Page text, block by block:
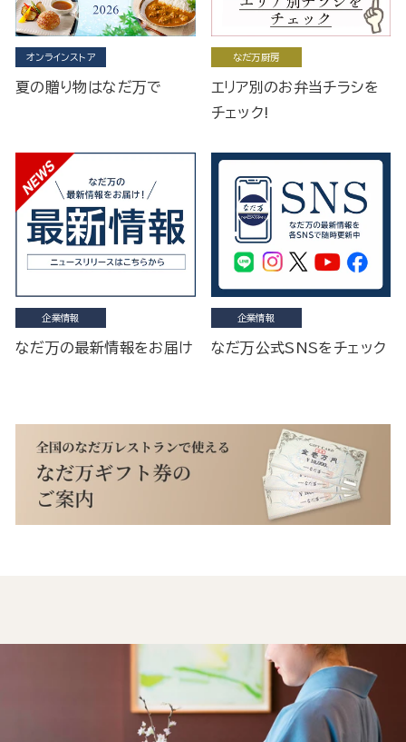
オンラインストア
夏の贈り物はなだ万で
なだ万厨房
エリア別のお弁当チラシを
チェック!
企業情報
なだ万の最新情報をお届け
企業情報
なだ万公式SNSをチェック